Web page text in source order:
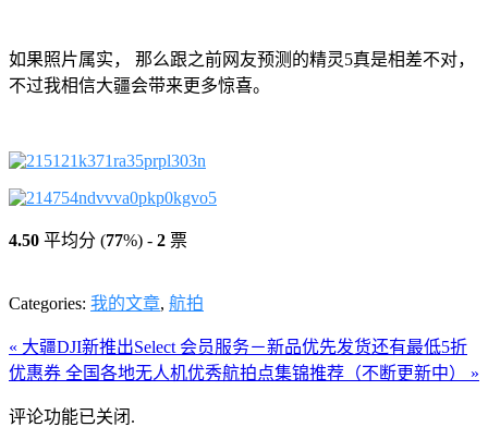
如果照片属实， 那么跟之前网友预测的精灵5真是相差不对，
不过我相信大疆会带来更多惊喜。
4.50 平均分 (77%) - 2 票
Categories: 我的文章, 航拍
« 大疆DJI新推出Select 会员服务－新品优先发货还有最低5折
优惠券 全国各地无人机优秀航拍点集锦推荐（不断更新中） »
评论功能已关闭.